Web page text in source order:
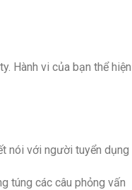
Hành vi của bạn thể hiện
nói với người tuyển dụng
túng các câu phỏng vấn